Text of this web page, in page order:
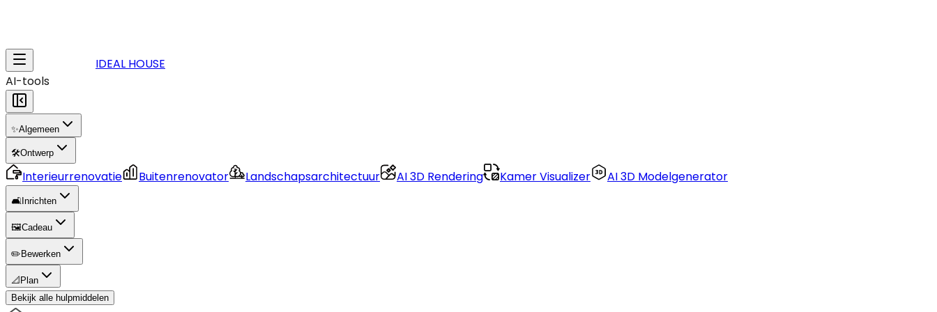
IDEAL HOUSE
AI-tools
✨Algemeen
🛠️Ontwerp
Interieurrenovatie Buitenrenovator Landschapsarchitectuur AI 3D Rendering Kamer Visualizer AI 3D Modelgenerator
🛋️ Inrichten
🖼️Cadeau
✏️ Bewerken
📐 Plan
Bekijk alle hulpmiddelen